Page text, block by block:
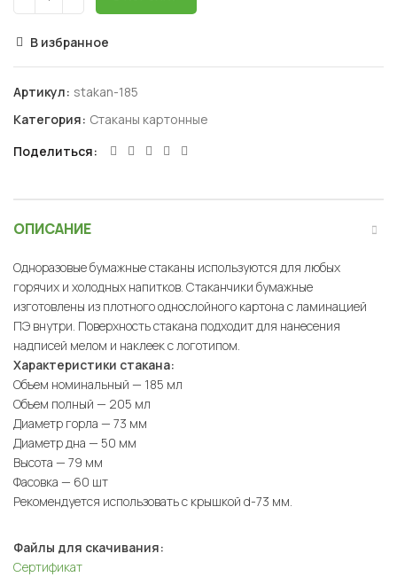
В избранное
Артикул: stakan-185
Категория: Стаканы картонные
Поделиться
ОПИСАНИЕ
Одноразовые бумажные стаканы используются для любых
горячих и холодных напитков. Стаканчики бумажные
изготовлены из плотного однослойного картона с ламинацией
ПЭ внутри. Поверхность стакана подходит для нанесения
надписей мелом и наклеек с логотипом.
Характеристики стакана:
Объем номинальный — 185 мл
Объем полный — 205 мл
Диаметр горла — 73 мм
Диаметр дна — 50 мм
Высота — 79 мм
Фасовка — 60 шт
Рекомендуется использовать с крышкой d-73 мм.
Файлы для скачивания:
Сертификат